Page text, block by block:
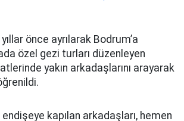
önce ayrılarak Bodrum’a
özel gezi turları düzenleyen
yakın arkadaşlarını arayarak
kapılan arkadaşları, hemen